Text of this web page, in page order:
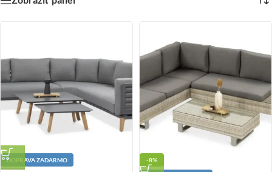
DOPRAVA ZADARMO -8%